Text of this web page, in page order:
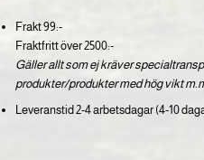
Frakt 99:-
Fraktfritt över 2500:-
Gäller allt som ej kräver
produkter/produkter med hög vikt
Leveranstid 2-4 arbetsdagar (4-10